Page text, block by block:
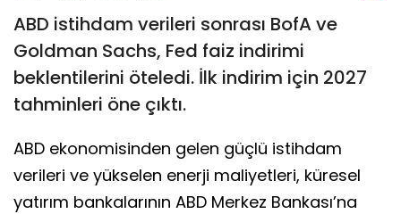
ABD istihdam verileri sonrası BofA ve
Goldman Sachs, Fed faiz indirimi
beklentilerini öteledi. İlk indirim için 2027
tahminleri öne çıktı.
ABD ekonomisinden gelen güçlü istihdam
verileri ve yükselen enerji maliyetleri, küresel
yatırım bankalarının ABD Merkez Bankası’na